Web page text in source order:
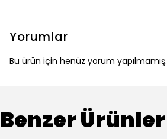
Yorumlar
Bu ürün için henüz yorum yapılmamış.
Benzer Ürünler